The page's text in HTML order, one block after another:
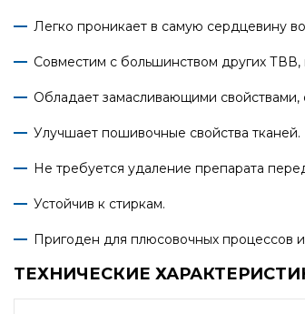
Легко проникает в самую сердцевину
Совместим с большинством других
Обладает замасливающими
Улучшает пошивочные свойства тканей.
Не требуется удаление препарата
Устойчив к стиркам.
Пригоден для плюсовочных процессов
ТЕХНИЧЕСКИЕ